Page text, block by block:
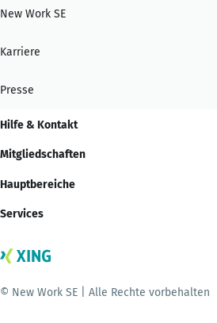
New Work SE
Karriere
Presse
Hilfe & Kontakt
Mitgliedschaften
Hauptbereiche
Services
© New Work SE | Alle Rechte vorbehalten